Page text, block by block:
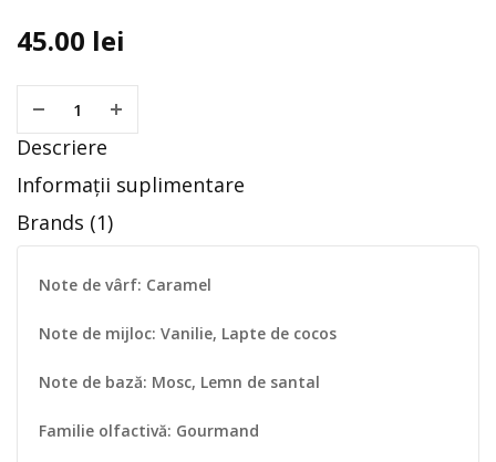
45.00 lei
Descriere
Informații suplimentare
Brands (1)
Note de vârf: Caramel
Note de mijloc: Vanilie, Lapte de cocos
Note de bază: Mosc, Lemn de santal
Familie olfactivă: Gourmand